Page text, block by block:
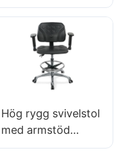
med ryggstöd &
Integrerad
skumsätets
höjdjusterbar
fotring &
Hög rygg svivelstol
med armstöd
Justerbar PU-säte